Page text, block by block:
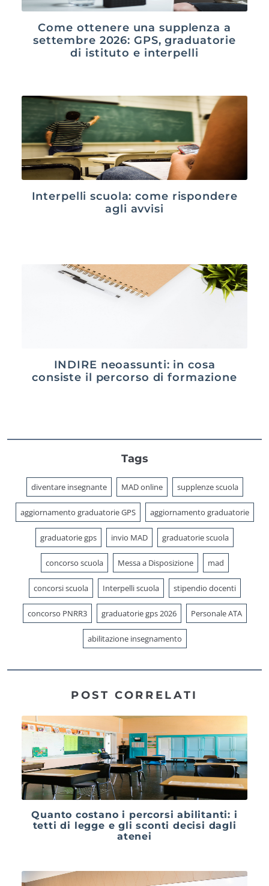
Come ottenere una supplenza a
settembre 2026: GPS, graduatorie
di istituto e interpelli
Interpelli scuola: come rispondere
agli avvisi
INDIRE neoassunti: in cosa
consiste il percorso di formazione
Tags
diventare insegnante MAD online supplenze scuola
aggiornamento graduatorie GPS aggiornamento graduatorie
graduatorie gps invio MAD graduatorie scuola
concorso scuola Messa a Disposizione mad
concorsi scuola Interpelli scuola stipendio docenti
concorso PNRR3 graduatorie gps 2026 Personale ATA
abilitazione insegnamento
POST CORRELATI
Quanto costano i percorsi abilitanti: i
tetti di legge e gli sconti decisi dagli
atenei